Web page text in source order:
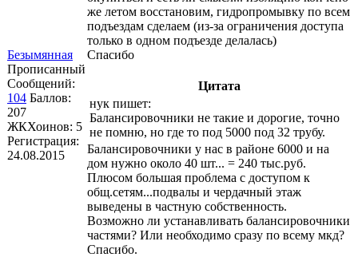
Безымянная
Прописанный
Сообщений:
104 Баллов:
207
ЖКХоинов: 5
Регистрация:
24.08.2015
же летом восстановим, гидропромывку по всем
подъездам сделаем (из-за ограничения доступа
только в одном подъезде делалась)
Спасибо
Цитата
нук пишет:
Балансировочники не такие и дорогие, точно
не помню, но где то под 5000 под 32 трубу.
Балансировочники у нас в районе 6000 и на
дом нужно около 40 шт... = 240 тыс.руб.
Плюсом большая проблема с доступом к
общ.сетям...подвалы и чердачный этаж
выведены в частную собственность.
Возможно ли устанавливать балансировочники
частями? Или необходимо сразу по всему мкд?
Спасибо.